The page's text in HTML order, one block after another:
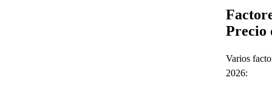
Precio
Varios
2026: